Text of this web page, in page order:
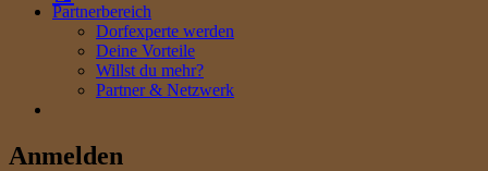
Partnerbereich
Dorfexperte werden
Deine Vorteile
Willst du mehr?
Partner & Netzwerk
Anmelden